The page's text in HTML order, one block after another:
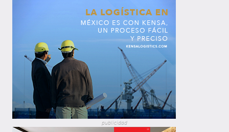
publicidad